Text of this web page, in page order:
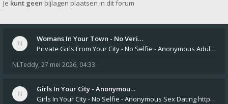
Je kunt geen bijlagen plaatsen in dit forum
Womans In Your Town - No Veri…
Private Girls From Your City - No Selfie - Anonymous Adult Dating https://privatedates.live Private Girls In Your
NLTeddy, 27 mei 2026, 04:33
Girls In Your City - Anonymou…
Girls In Your City - No Selfie - Anonymous Sex Dating https://SecretPrivat.com Womens In Your Town - Anonymous S